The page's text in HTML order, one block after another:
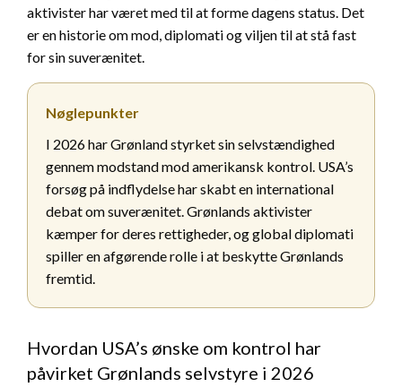
aktivister har været med til at forme dagens status. Det
er en historie om mod, diplomati og viljen til at stå fast
for sin suverænitet.
Nøglepunkter
I 2026 har Grønland styrket sin selvstændighed
gennem modstand mod amerikansk kontrol. USA’s
forsøg på indflydelse har skabt en international
debat om suverænitet. Grønlands aktivister
kæmper for deres rettigheder, og global diplomati
spiller en afgørende rolle i at beskytte Grønlands
fremtid.
Hvordan USA’s ønske om kontrol har
påvirket Grønlands selvstyre i 2026